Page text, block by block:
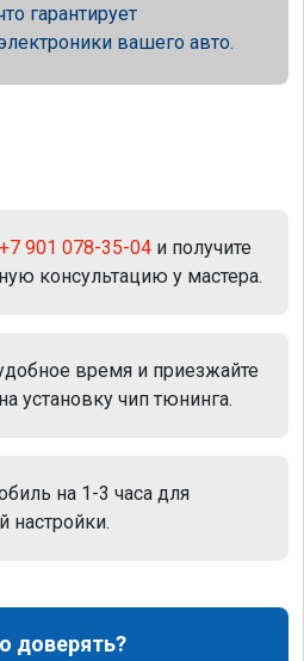
гарантирует
вашего авто.
+7 901 078-35-04 и получите
консультацию у мастера.
время и приезжайте
установку чип тюнинга.
на 1-3 часа для
настройки.
доверять?